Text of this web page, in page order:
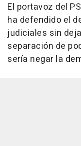
El portavoz del
ha defendido el
judiciales sin
separación de
sería negar la